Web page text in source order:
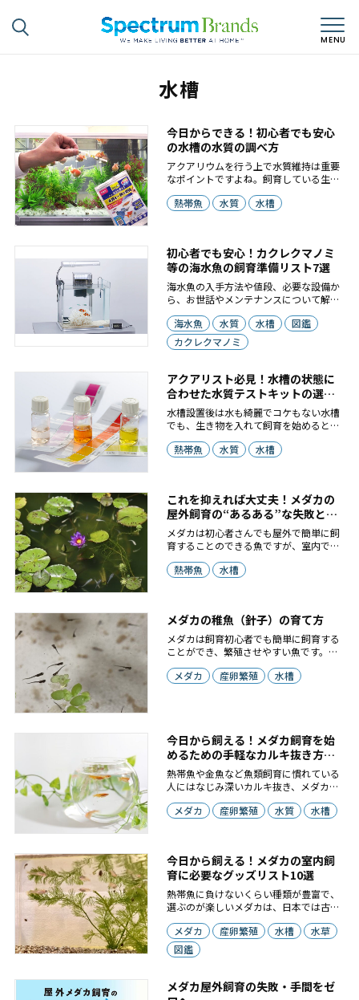
水槽
今日からできる！初心者でも安心
の水槽の水質の調べ方
アクアリウムを行う上で水質維持は重要
なポイントですよね。飼育している生き
ている水質テストキットを使って飼育水
熱帯魚 水質 水槽
初心者でも安心！カクレクマノミ
等の海水魚の飼育準備リスト7選
海水魚の入手方法や値段、必要な設備か
ら、お世話やメンテナンスについて解説
海水魚
水質 水槽
図鑑
カクレクマノミ
アクアリスト必見！水槽の状態に
合わせた水質テストキットの選び
方
水槽設置後は水も綺麗でコケもない水槽
でも、生き物を入れて飼育を始めると、
これは水槽内に残ったフードの食べ残し
「汚れている水」というのは「アンモニ
アなどの有害な物質がたくさん詰まって
いる水」なんです。
熱帯魚 水質 水槽
これを抑えれば大丈夫！メダカの
屋外飼育の“あるある”な失敗と解
決法10選
メダカは初心者さんでも屋外で簡単に飼
育することのできる魚ですが、室内では
らすぐに死んでしまった、弱ってしまっ
見落としてしまっていたということもあ
ります。この記事ではメダカを屋外で飼
育する際に起こしてしまいがちな失敗と
その対策について解説していきます。
熱帯魚 水槽
メダカの稚魚（針子）の育て方
メダカは飼育初心者でも簡単に飼育する
ことができ、繁殖させやすい魚です。水
卵していた、稚魚（針子）が泳いでいた
メダカ 産卵繁殖 水槽
今日から飼える！メダカ飼育を始
めるための手軽なカルキ抜き方法3
選
熱帯魚や金魚など魚類飼育に慣れている
人にはなじみ深いカルキ抜き、メダカは
ませんか？ 水道水に含まれている「カル
っては有害な成分。メダカ水槽で水道水
を使うためには、まずは水道水からカル
キを取り除いてあげなければなりませ
ん。水道水に含まれているカルキを抜く
方法は大きく分けて3つありますが、そ
れぞれどのような方法なのかについてお
話していきます。
メダカ 産卵繁殖 水質 水槽
今日から飼える！メダカの室内飼
育に必要なグッズリスト10選
熱帯魚に負けないくらい種類が豊富で、
選ぶのが楽しいメダカは、日本では古く
す。田んぼや小川などに生息しています
が、近年は野生種が減少し、愛好家の手
によって養殖されたり、品種改良され今
なことからアクアリウム初心者向けとも
言われているんですよ。
メダカ 産卵繁殖 水槽
水草
図鑑
メダカ屋外飼育の失敗・手間をゼ